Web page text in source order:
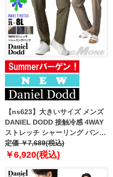
【ns623】大きいサイズ メンズ
DANIEL DODD 接触冷感 4WAY
ストレッチ シャーリング パンツ
春夏新作 azp260201201t
【fre】
定価 ￥7,689(税込)
￥6,920(税込)